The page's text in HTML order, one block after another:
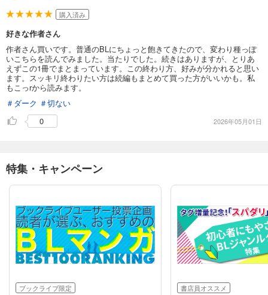
購入済み
好きな作者さん
作者さん買いです。普通のBLにちょっと飽きてきたので、変わり種っぽ
いこちらを読んでみました。当たりでした。続きはありますが、とりあ
えずこの1冊でまとまっています。この終わり方、好みが分かれると思い
ます。スッキリ終わりたい方は続編もまとめて買った方がいいかも。私
もこっrから読みます。
＃ダーク ＃切ない
0
2026年05月01日
特集・キャンペーン
ブックライブ限定 書店員オススメ